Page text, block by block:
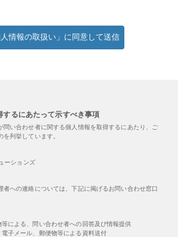
人情報の取扱い」に同意して送信
するにあたって示すべき事項
問い合わせ者に関する個人情報を取得するにあたり、ご
列挙しています。
ーションズ
者への連絡については、下記に掲げるお問い合わせ窓口
による、問い合わせ者への回答及び情報提供
子メール、郵便物等による資料送付